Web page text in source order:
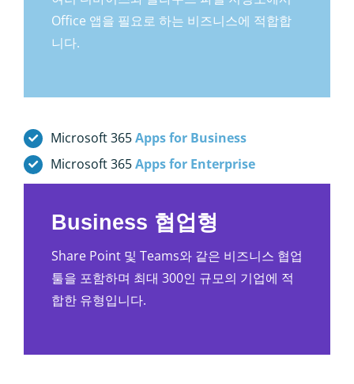
Office 앱을 필요로 하는 비즈니스에 적합합
니다.
Microsoft 365Apps for Business
Microsoft 365Apps for Enterprise
Business 협업형
Share Point 및 Teams와 같은 비즈니스 협업
툴을 포함하며 최대 300인 규모의 기업에 적
합한 유형입니다.